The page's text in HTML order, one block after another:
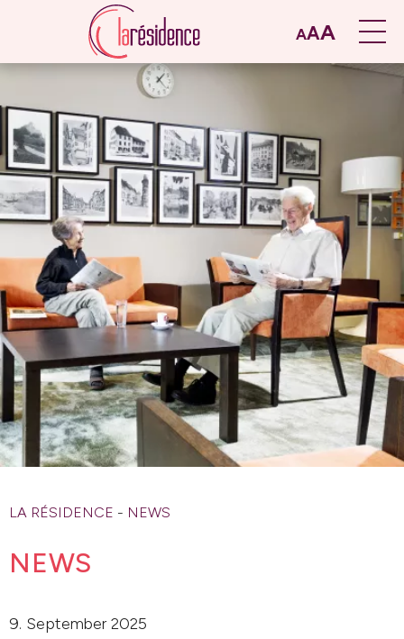
AAA
LA RÉSIDENCE - NEWS
NEWS
9. September 2025